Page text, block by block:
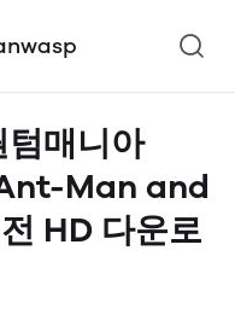
텀매니아
Man and
HD 다운로